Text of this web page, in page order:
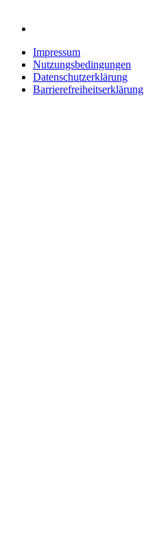
Impressum
Nutzungsbedingungen
Datenschutzerklärung
Barrierefreiheitserklärung